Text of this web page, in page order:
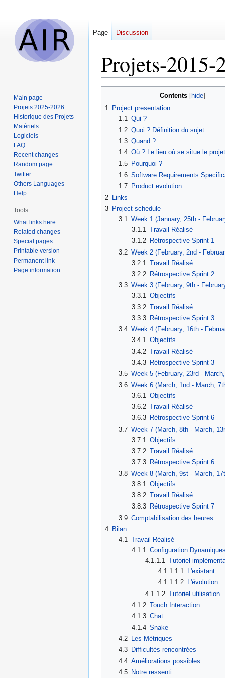
Projets-2015-
navigation
search
Contents
1 Project presentation
1.1 Qui ?
1.2 Quoi ? Définition du sujet
1.3 Quand ?
1.4 Où ? Le lieu où se situe le projet
1.5
Pourquoi ?
1.6 Software Requirements
1.7
Product evolution
2 Links
3 Project schedule
3.1 Week 1 (January, 25th -
3.1.1 Travail Réalisé
3.1.2 Rétrospective Sprint 1
3.2 Week 2 (February, 2nd -
3.2.1
Travail Réalisé
3.2.2 Rétrospective Sprint 2
3.3 Week 3 (February, 9th -
3.3.1 Objectifs
3.3.2 Travail Réalisé
3.3.3 Rétrospective Sprint 3
3.4 Week 4 (February, 16th -
3.4.1 Objectifs
3.4.2 Travail Réalisé
3.4.3 Rétrospective Sprint 3
3.5 Week 5 (February, 23rd -
3.6 Week 6 (March, 1nd - March,
3.6.1
Objectifs
3.6.2 Travail Réalisé
3.6.3 Rétrospective Sprint 6
3.7 Week 7 (March, 8th - March,
3.7.1
Objectifs
3.7.2 Travail Réalisé
3.7.3 Rétrospective Sprint 6
3.8 Week 8 (March, 9st - March,
3.8.1
Objectifs
3.8.2 Travail Réalisé
3.8.3 Rétrospective Sprint 7
3.9 Comptabilisation des heures
4 Bilan
4.1
Travail Réalisé
4.1.1
Configuration
4.1.1.1
Tutoriel
4.1.1.1.1
L'existant
4.1.1.1.2 L'évolution
4.1.1.2 Tutoriel utilisation
4.1.2 Touch Interaction
4.1.3 Chat
4.1.4 Snake
4.2
Les Métriques
4.3
Difficultés rencontrées
4.4 Améliorations possibles
4.5
Notre ressenti
Page Discussion
Main page
Projets 2025-2026
Historique des Projets
Matériels
Logiciels
FAQ
Recent changes
Random page
Twitter
Others Languages
Help
Tools
What links here
Related changes
Special pages
Printable version
Permanent link
Page information